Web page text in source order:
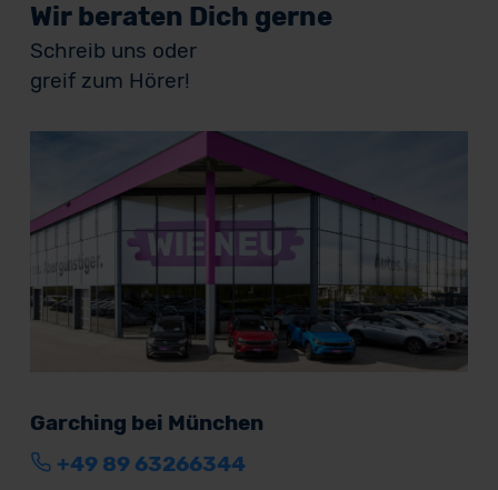
Wir beraten Dich gerne
Schreib uns oder
greif zum Hörer!
Garching bei München
+49 89 63266344